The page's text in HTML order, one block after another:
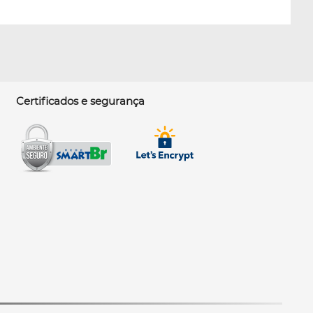
Certificados e segurança